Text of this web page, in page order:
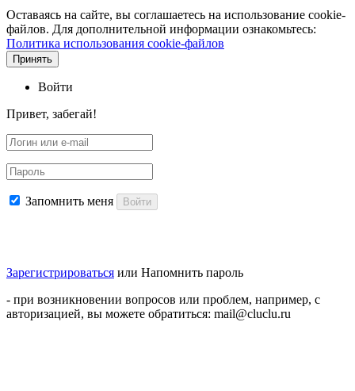
Оставаясь на сайте, вы соглашаетесь на использование cookie-
файлов. Для дополнительной информации ознакомьтесь:
Политика использования cookie-файлов
Принять
Войти
Привет, забегай!
Запомнить меня Войти
Зарегистрироваться или Напомнить пароль
- при возникновении вопросов или проблем, например, с
авторизацией, вы можете обратиться: mail@cluclu.ru